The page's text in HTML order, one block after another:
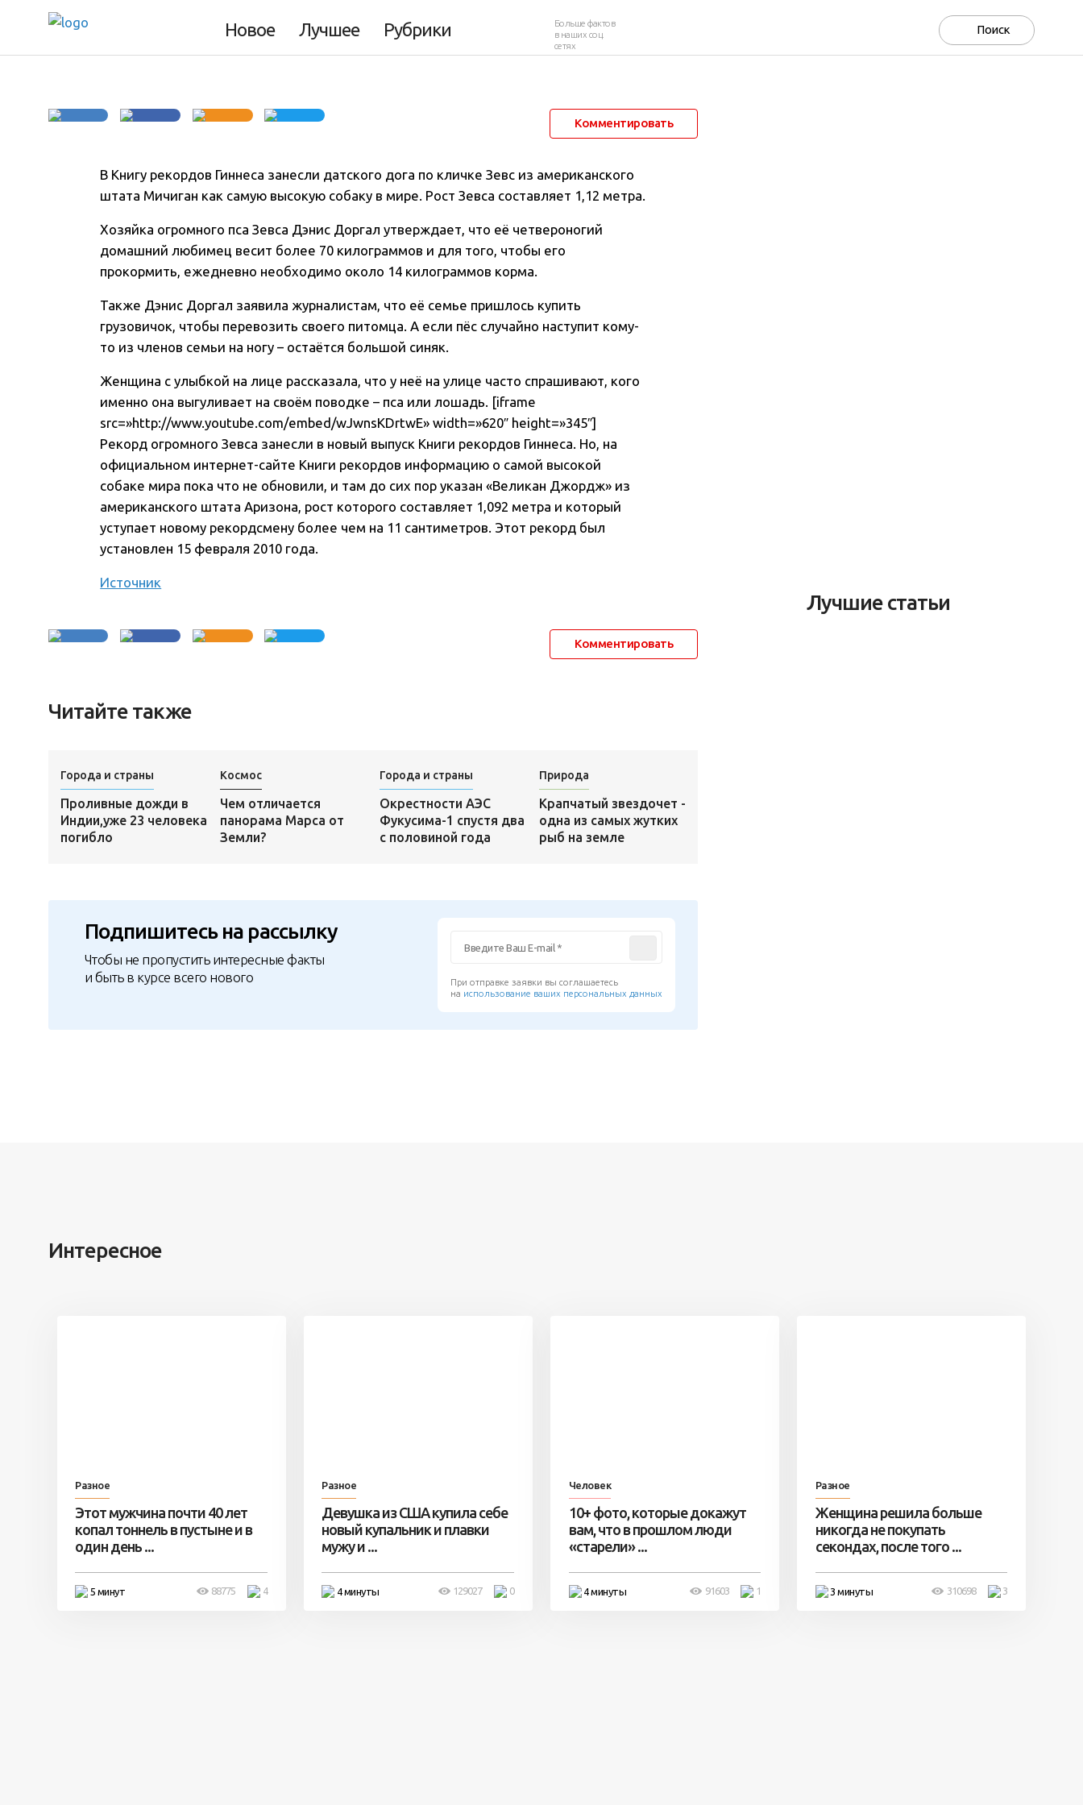
Новое Лучшее Рубрики
Больше фактов
в наших соц.
сетях
Комментировать
В Книгу рекордов Гиннеса занесли датского дога по кличке Зевс из американского
штата Мичиган как самую высокую собаку в мире. Рост Зевса составляет 1,12 метра.
Хозяйка огромного пса Зевса Дэнис Доргал утверждает, что её четвероногий
домашний любимец весит более 70 килограммов и для того, чтобы его
прокормить, ежедневно необходимо около 14 килограммов корма.
Также Дэнис Доргал заявила журналистам, что её семье пришлось купить
грузовичок, чтобы перевозить своего питомца. А если пёс случайно наступит кому-
то из членов семьи на ногу – остаётся большой синяк.
Женщина с улыбкой на лице рассказала, что у неё на улице часто спрашивают, кого
именно она выгуливает на своём поводке – пса или лошадь. [iframe
src=»http://www.youtube.com/embed/wJwnsKDrtwE» width=»620″ height=»345″]
Рекорд огромного Зевса занесли в новый выпуск Книги рекордов Гиннеса. Но, на
официальном интернет-сайте Книги рекордов информацию о самой высокой
собаке мира пока что не обновили, и там до сих пор указан «Великан Джордж» из
американского штата Аризона, рост которого составляет 1,092 метра и который
уступает новому рекордсмену более чем на 11 сантиметров. Этот рекорд был
установлен 15 февраля 2010 года.
Источник
Комментировать
Читайте также
Города и страны
Проливные дожди в
Индии,уже 23 человека
погибло
Космос
Чем отличается
панорама Марса от
Земли?
Города и страны
Окрестности АЭС
Фукусима-1 спустя два
с половиной года
Природа
Крапчатый звездочет -
одна из самых жутких
рыб на земле
Подпишитесь на рассылку
Чтобы не пропустить интересные факты
и быть в курсе всего нового
При отправке заявки вы соглашаетесь
на использование ваших персональных данных
Лучшие статьи
Интересное
Разное
Этот мужчина почти 40 лет
копал тоннель в пустыне и в
один день ...
5 минут 4
88775
Разное
Девушка из США купила себе
новый купальник и плавки
мужу и ...
4 минуты 0
129027
Человек
10+ фото, которые докажут
вам, что в прошлом люди
«старели» ...
4 минуты 1
91603
Разное
Женщина решила больше
никогда не покупать
секондах, после того ...
3 минуты 3
310698